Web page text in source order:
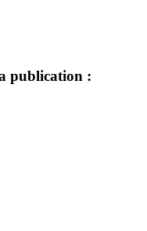
publication :